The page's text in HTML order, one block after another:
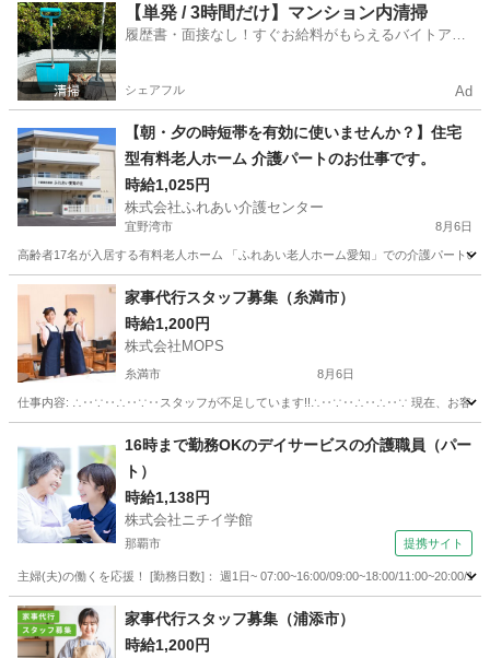
沖縄 宜野湾市 福祉 時給
【単発 / 3時間だけ】マンション内清掃
履歴書・面接なし！すぐお給料がもらえるバイトアプ
シェアフル Ad
【朝・夕の時短帯を有効に使いませんか？】住宅
型有料老人ホーム 介護パートのお仕事です。
時給1,025円
株式会社ふれあい介護センター
宜野湾市 8月6日
高齢者17名が入居する有料老人ホーム 「ふれあい老人ホーム愛知」での介護パー
沖縄 宜野湾市 福祉
家事代行スタッフ募集（糸満市）
時給1,200円
株式会社MOPS
糸満市 8月6日
仕事内容: ∴‥∵‥∴‥∵‥スタッフが不足しています!!∴‥∵‥∴‥∴‥∵ 現在、お客様から多
ホームヘルパー スタッフ
16時まで勤務OKのデイサービスの介護職員（パー
ト）
時給1,138円
株式会社ニチイ学館
那覇市 提携サイト
主婦(夫)の働くを応援！ [勤務日数]： 週1日~ 07:00~16:00/09:00~18:00/11:00~20:00/
沖縄 那覇市 ケアマネージャー
家事代行スタッフ募集（浦添市）
時給1,200円